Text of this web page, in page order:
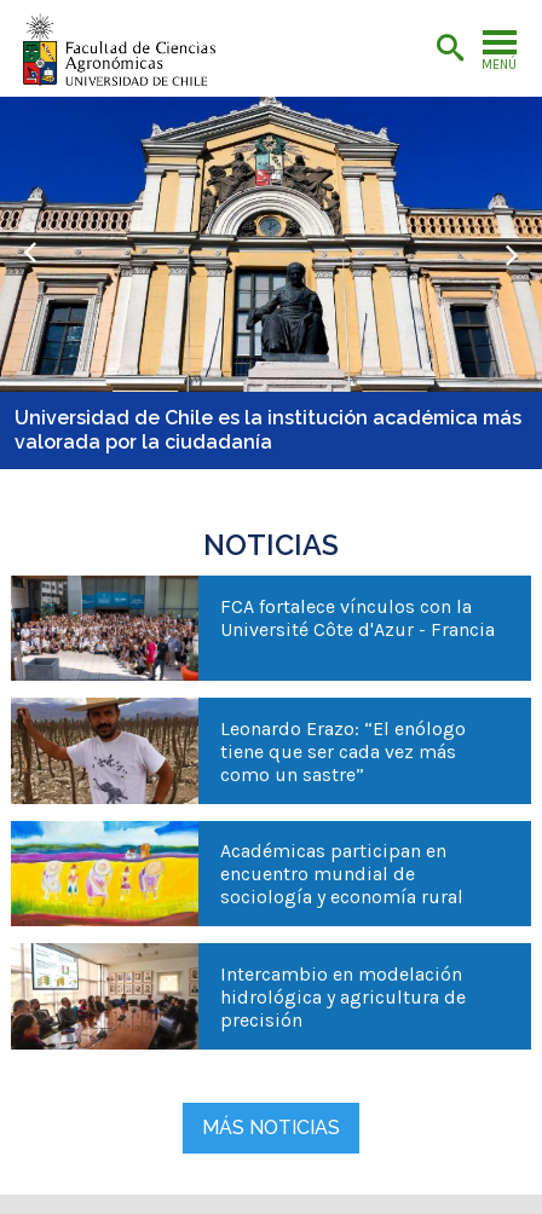
MENÚ
Conoce los programas de diplomados que imparte la
Facultad de Ciencias Agronómicas de la Universidad
de Chile este 2026
NOTICIAS
FCA fortalece vínculos con la
Université Côte d'Azur - Francia
Leonardo Erazo: “El enólogo
tiene que ser cada vez más
como un sastre”
Académicas participan en
encuentro mundial de
sociología y economía rural
Intercambio en modelación
hidrológica y agricultura de
precisión
MÁS NOTICIAS